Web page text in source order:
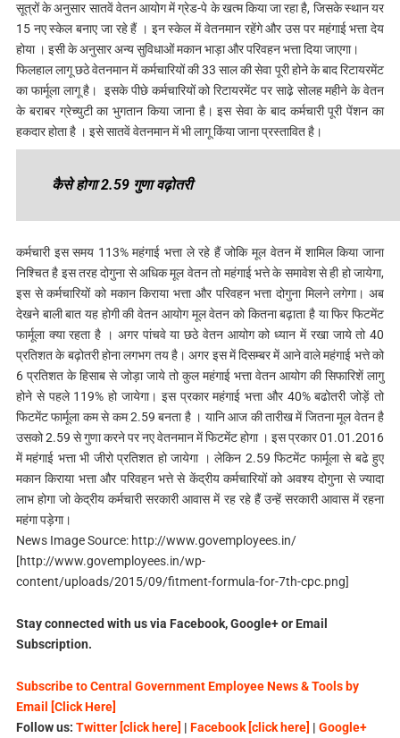
सूत्रों के अनुसार सातवें वेतन आयोग में ग्रेड-पे के खत्म किया जा रहा है, जिसके स्थान यर
15 नए स्केल बनाए जा रहे हैं । इन स्केल में वेतनमान रहेंगे और उस पर महंगाई भत्ता देय
होया । इसी के अनुसार अन्य सुविधाओं मकान भाड़ा और परिवहन भत्ता दिया जाएगा।
फिलहाल लागू छठे वेतनमान में कर्मचारियों की 33 साल की सेवा पूरी होने के बाद रिटायरमेंट
का फार्मूला लागू है। इसके पीछे कर्मचारियों को रिटायरमेंट पर साढे़ सोलह महीने के वेतन
के बराबर ग्रेच्युटी का भुगतान किया जाना है। इस सेवा के बाद कर्मचारी पूरी पेंशन का
हकदार होता है । इसे सातवें वेतनमान में भी लागू किंया जाना प्रस्तावित है।
कैसे होगा 2.59 गुणा वढ़ोतरी
कर्मचारी इस समय 113% महंगाई भत्ता ले रहे हैं जोकि मूल वेतन में शामिल किया जाना
निश्चित है इस तरह दोगुना से अधिक मूल वेतन तो महंगाई भत्ते के समावेश से ही हो जायेगा,
इस से कर्मचारियों को मकान किराया भत्ता और परिवहन भत्ता दोगुना मिलने लगेगा। अब
देखने बाली बात यह होगी की वेतन आयोग मूल वेतन को कितना बढ़ाता है या फिर फिटमेंट
फार्मूला क्या रहता है । अगर पांचवे या छठे वेतन आयोग को ध्यान में रखा जाये तो 40
प्रतिशत के बढ़ोतरी होना लगभग तय है। अगर इस में दिसम्बर में आने वाले महंगाई भत्ते को
6 प्रतिशत के हिसाब से जोड़ा जाये तो कुल महंगाई भत्ता वेतन आयोग की सिफारिशें लागु
होने से पहले 119% हो जायेगा। इस प्रकार महंगाई भत्ता और 40% बढोतरी जोड़ें तो
फिटमेंट फार्मूला कम से कम 2.59 बनता है । यानि आज की तारीख में जितना मूल वेतन है
उसको 2.59 से गुणा करने पर नए वेतनमान में फिटमेंट होगा । इस प्रकार 01.01.2016
में महंगाई भत्ता भी जीरो प्रतिशत हो जायेगा । लेकिन 2.59 फिटमेंट फार्मूला से बढे हुए
मकान किराया भत्ता और परिवहन भत्ते से केंद्रीय कर्मचारियों को अवश्य दोगुना से ज्यादा
लाभ होगा जो केद्रीय कर्मचारी सरकारी आवास में रह रहे हैं उन्हें सरकारी आवास में रहना
महंगा पड़ेगा।
News Image Source: http://www.govemployees.in/
[http://www.govemployees.in/wp-
content/uploads/2015/09/fitment-formula-for-7th-cpc.png]
Stay connected with us via Facebook, Google+ or Email
Subscription.
Subscribe to Central Government Employee News & Tools by
Email [Click Here]
Follow us: Twitter [click here] | Facebook [click here] | Google+